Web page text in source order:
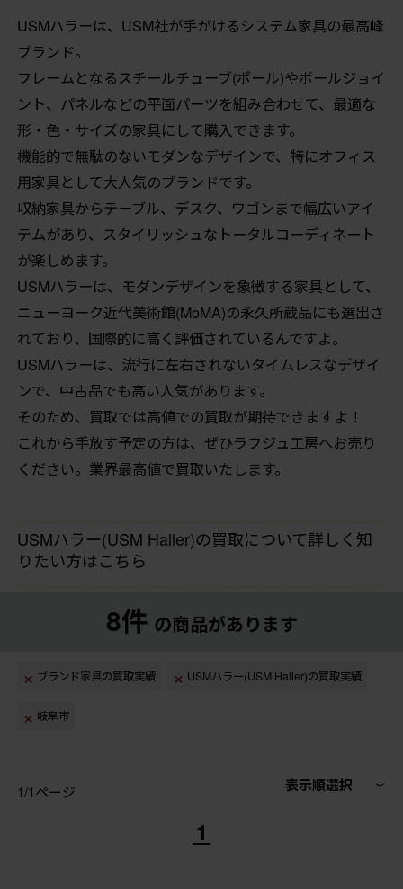
USMハラーは、USM社が手がけるシステム家具の最高峰
ブランド。
フレームとなるスチールチューブ(ポール)やボールジョイ
ント、パネルなどの平面パーツを組み合わせて、最適な
形・色・サイズの家具にして購入できます。
機能的で無駄のないモダンなデザインで、特にオフィス
用家具として大人気のブランドです。
収納家具からテーブル、デスク、ワゴンまで幅広いアイ
テムがあり、スタイリッシュなトータルコーディネート
が楽しめます。
USMハラーは、モダンデザインを象徴する家具として、
ニューヨーク近代美術館(MoMA)の永久所蔵品にも選出さ
れており、国際的に高く評価されているんですよ。
USMハラーは、流行に左右されないタイムレスなデザイ
ンで、中古品でも高い人気があります。
そのため、買取では高値での買取が期待できますよ！
これから手放す予定の方は、ぜひラフジュ工房へお売り
ください。業界最高値で買取いたします。
USMハラー(USM Haller)の買取について詳しく知
りたい方はこちら
8件 の商品があります
ブランド家具の買取実績 USMハラー(USM Haller)の買取実績
岐阜市
1/1ページ 表示順選択
1